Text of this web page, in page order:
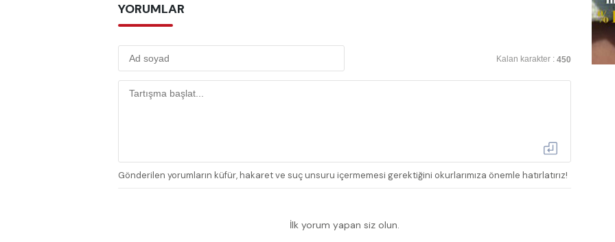
YORUMLAR
Kalan karakter : 450
Gönderilen yorumların küfür, hakaret ve suç unsuru içermemesi gerektiğini okurlarımıza önemle hatırlatırız!
İlk yorum yapan siz olun.